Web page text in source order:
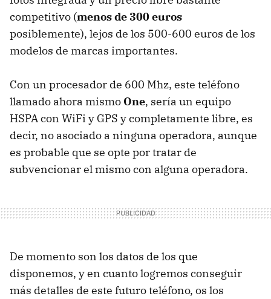
competitivo (menos de 300 euros
posiblemente), lejos de los 500-600 euros de los
modelos de marcas importantes.
Con un procesador de 600 Mhz, este teléfono
llamado ahora mismo One, sería un equipo
HSPAcon WiFi y GPS y completamente libre, es
decir, no asociado a ninguna operadora, aunque
es probable que se opte por tratar de
subvencionar el mismo con alguna operadora.
De momento son los datos de los que
disponemos, y en cuanto logremos conseguir
más detalles de este futuro teléfono, os los